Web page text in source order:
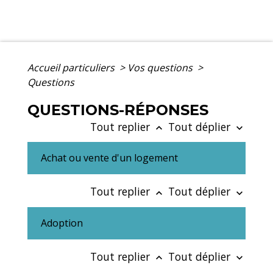
Accueil particuliers > Vos questions >
Questions
QUESTIONS-RÉPONSES
Tout replier keyboard_arrow_up Tout déplier keyboard_arrow_down
Achat ou vente d'un logement
Tout replier keyboard_arrow_up Tout déplier keyboard_arrow_down
Adoption
Tout replier keyboard_arrow_up Tout déplier keyboard_arrow_down